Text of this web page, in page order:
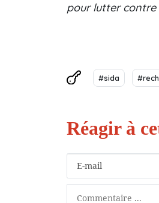
pour lutter contre
#sida